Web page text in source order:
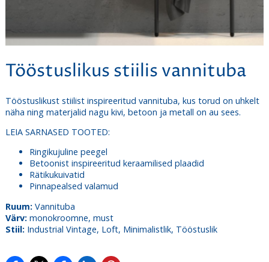
Tööstuslikus stiilis vannituba
Tööstuslikust stiilist inspireeritud vannituba, kus torud on uhkelt
näha ning materjalid nagu kivi, betoon ja metall on au sees.
LEIA SARNASED TOOTED:
Ringikujuline peegel
Betoonist inspireeritud keraamilised plaadid
Rätikukuivatid
Pinnapealsed valamud
Ruum:Vannituba
Värv:monokroomne, must
Stiil:Industrial Vintage, Loft, Minimalistlik, Tööstuslik